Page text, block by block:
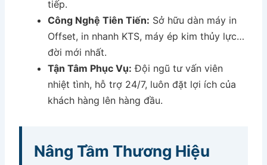
tiếp.
Công Nghệ Tiên Tiến: Sở hữu dàn máy in
Offset, in nhanh KTS, máy ép kim thủy lực…
đời mới nhất.
Tận Tâm Phục Vụ: Đội ngũ tư vấn viên
nhiệt tình, hỗ trợ 24/7, luôn đặt lợi ích của
khách hàng lên hàng đầu.
Nâng Tầm Thương Hiệu